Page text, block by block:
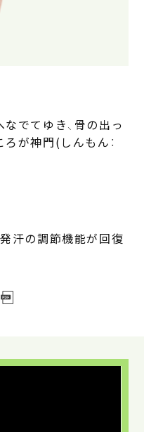
でてゆき、骨の出っ
が神門(しんもん：
汗の調節機能が回復